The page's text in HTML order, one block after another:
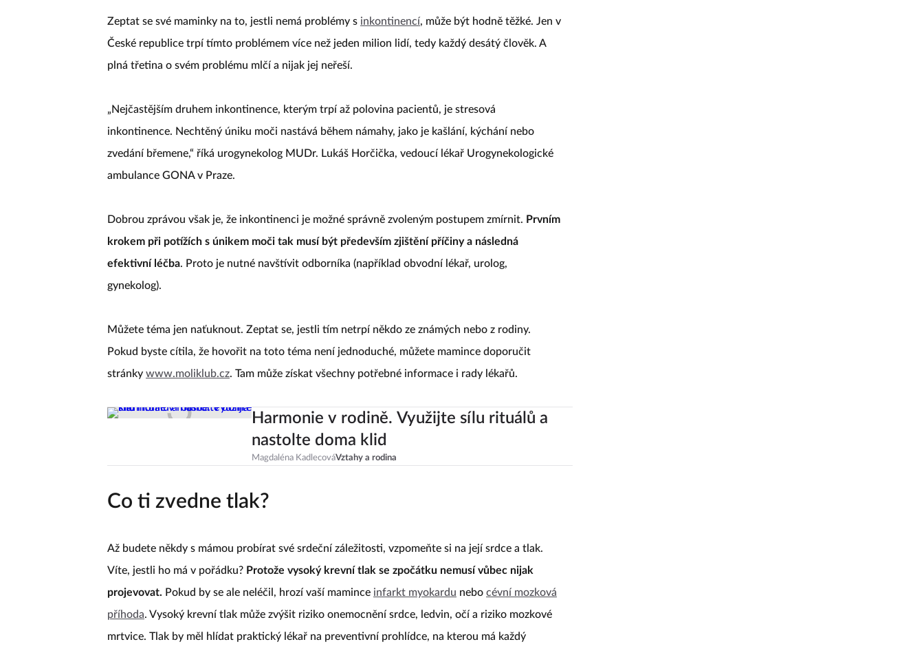
Zeptat se své maminky na to, jestli nemá problémy s inkontinencí, může být hodně těžké. Jen v
České republice trpí tímto problémem více než jeden milion lidí, tedy každý desátý člověk. A
plná třetina o svém problému mlčí a nijak jej neřeší.
„Nejčastějším druhem inkontinence, kterým trpí až polovina pacientů, je stresová
inkontinence. Nechtěný úniku moči nastává během námahy, jako je kašlání, kýchání nebo
zvedání břemene,“ říká urogynekolog MUDr. Lukáš Horčička, vedoucí lékař Urogynekologické
ambulance GONA v Praze.
Dobrou zprávou však je, že inkontinenci je možné správně zvoleným postupem zmírnit. Prvním
krokem při potížích s únikem moči tak musí být především zjištění příčiny a následná
efektivní léčba. Proto je nutné navštívit odborníka (například obvodní lékař, urolog,
gynekolog).
Můžete téma jen naťuknout. Zeptat se, jestli tím netrpí někdo ze známých nebo z rodiny.
Pokud byste cítila, že hovořit na toto téma není jednoduché, můžete mamince doporučit
stránky www.moliklub.cz. Tam může získat všechny potřebné informace i rady lékařů.
Harmonie v rodině. Využijte sílu rituálů a
nastolte doma klid
Magdaléna KadlecováVztahy a rodina
Co ti zvedne tlak?
Až budete někdy s mámou probírat své srdeční záležitosti, vzpomeňte si na její srdce a tlak.
Víte, jestli ho má v pořádku? Protože vysoký krevní tlak se zpočátku nemusí vůbec nijak
projevovat. Pokud by se ale neléčil, hrozí vaší mamince infarkt myokardu nebo cévní mozková
příhoda. Vysoký krevní tlak může zvýšit riziko onemocnění srdce, ledvin, očí a riziko mozkové
mrtvice. Tlak by měl hlídat praktický lékař na preventivní prohlídce, na kterou má každý